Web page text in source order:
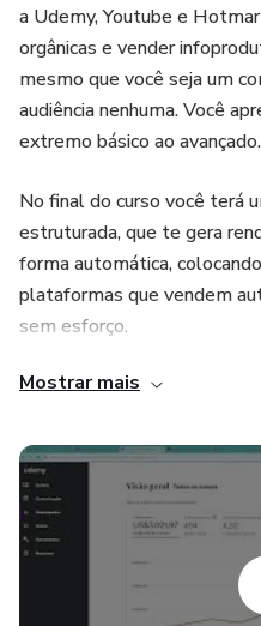
a Udemy, Youtube e
orgânicas e vender
mesmo que você seja um
audiência nenhuma. Você
extremo básico ao avançado.
No final do curso você terá
estruturada, que te gera
forma automática,
plataformas que vendem
sem esforço.
Não se preocupe, mesmo
treinamento é sim para
do extremo básico até as
Contando ainda com todo o
dúvidas.
Esse é o curso mais
Mostrar mais